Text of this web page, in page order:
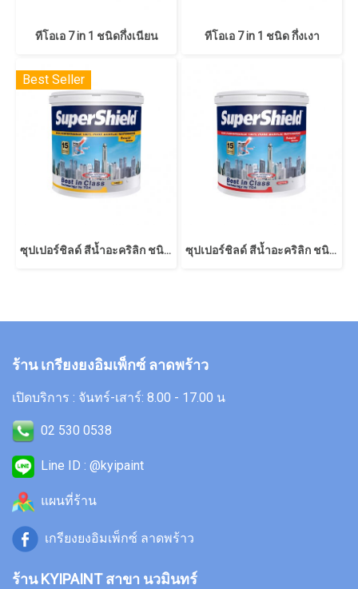
ทีโอเอ 7 in 1 ชนิดกึ่งเนียน ทีโอเอ 7 in 1 ชนิด กึ่งเงา
Best Seller
ซุปเปอร์ชิลด์ สีน้ำอะคริลิก ชนิดเนียน ซุปเปอร์ชิลด์ สีน้ำอะคริลิก ชนิดกึ่งเงา
ร้าน เกรียงยงอิมเพ็กซ์ ลาดพร้าว
เปิดบริการ : จันทร์-เสาร์: 8.00 - 17.00 น
02 530 0538
Line ID : @kyipaint
แผนที่ร้าน
เกรียงยงอิมเพ็กซ์ ลาดพร้าว
ร้าน KYIPAINT สาขา นวมินทร์